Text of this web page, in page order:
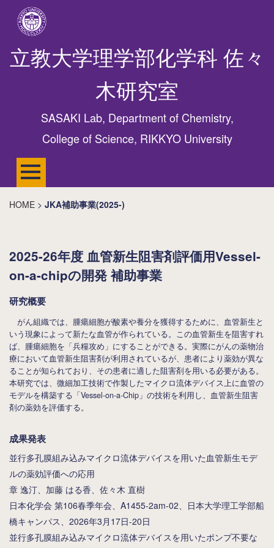
立教大学理学部化学科 佐々
木研究室
SASAKI Lab, Department of Chemistry,
College of Science, RIKKYO University
HOME > JKA補助事業(2025-)
2025-26年度 血管新生阻害剤評価用Vessel-
on-a-chipの開発 補助事業
研究概要
がん組織では、腫瘍細胞が酸素や養分を獲得するために、血管新生と
いう現象によって新たな血管が作られている。この血管新生を阻害すれ
ば、腫瘍細胞を「兵糧攻め」にすることができる。実際にがんの薬物治
療において血管新生阻害剤が利用されているが、患者により薬効が異な
ることが知られており、その患者に適した阻害剤を用いる必要がある。
本研究では、微細加工技術で作製したマイクロ流体デバイス上に血管の
モデルを構築する「Vessel-on-a-Chip」の技術を利用し、血管新生阻害
剤の薬効を評価する。
成果発表
並行多孔膜組み込みマイクロ流体デバイスを用いた血管新生モデ
ルの薬効評価への応用
章 逸汀、加藤 はる香、佐々木 直樹
日本化学会 第106春季年会、A1455-2am-02、日本大学理工学部船
橋キャンパス、2026年3月17日-20日
並⾏多孔膜組み込みマイクロ流体デバイスを用いたポンプ不要な